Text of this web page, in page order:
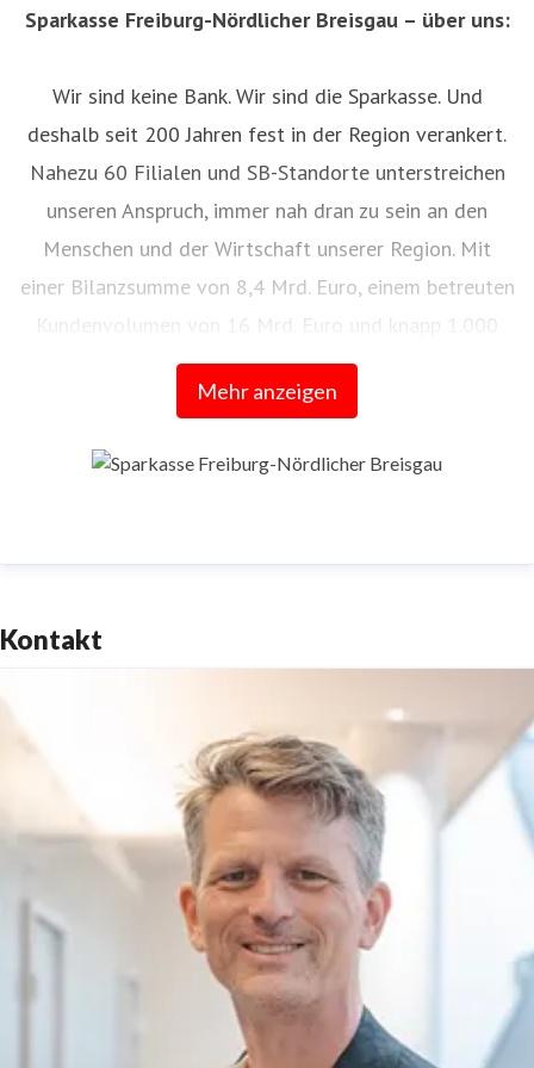
Sparkasse Freiburg-Nördlicher Breisgau – über uns:
Wir sind keine Bank. Wir sind die Sparkasse. Und
deshalb seit 200 Jahren fest in der Region verankert.
Nahezu 60 Filialen und SB-Standorte unterstreichen
unseren Anspruch, immer nah dran zu sein an den
Menschen und der Wirtschaft unserer Region. Mit
einer Bilanzsumme von 8,4 Mrd. Euro, einem betreuten
Kundenvolumen von 16 Mrd. Euro und knapp 1.000
Mitarbeitenden ist die Sparkasse Freiburg-Nördlicher
Breisgau das größte selbstständige Kreditinstitut in
Mehr anzeigen
Kontakt